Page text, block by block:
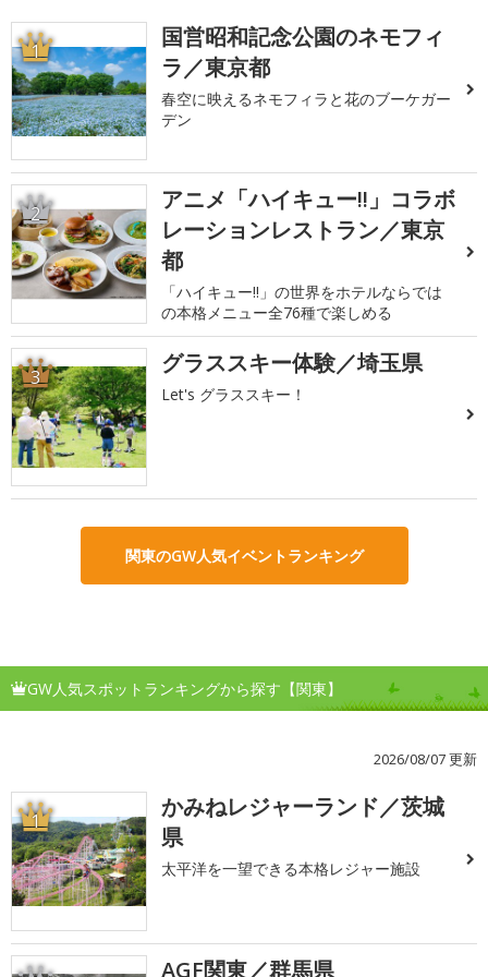
1
国営昭和記念公園のネモフィ
ラ／東京都
春空に映えるネモフィラと花のブーケガー
デン
2
アニメ「ハイキュー!!」コラボ
レーションレストラン／東京
都
「ハイキュー!!」の世界をホテルならでは
の本格メニュー全76種で楽しめる
3 グラススキー体験／埼玉県
Let's グラススキー！
関東のGW人気イベントランキング
GW人気スポットランキングから探す【関東】
2026/08/07 更新
1
かみねレジャーランド／茨城
県
太平洋を一望できる本格レジャー施設
AGF関東／群馬県